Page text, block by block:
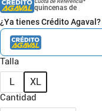
Cuota de Referencia*
quincenas de
¿Ya tienes Crédito Agaval?
Talla
L XL
Cantidad